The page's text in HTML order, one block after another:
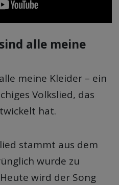
alle meine
meine Kleider – ein
Volkslied, das
hat.
stammt aus dem
wurde zu
wird der Song